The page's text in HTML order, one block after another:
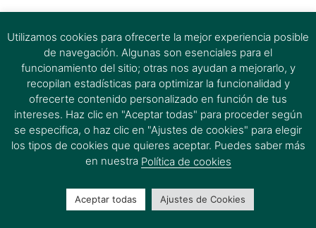
estem aquí
Utilizamos cookies para ofrecerte la mejor experiencia posible
de navegación. Algunas son esenciales para el
funcionamiento del sitio; otras nos ayudan a mejorarlo, y
recopilan estadísticas para optimizar la funcionalidad y
ofrecerte contenido personalizado en función de tus
intereses. Haz clic en "Aceptar todas" para proceder según
se especifica, o haz clic en "Ajustes de cookies" para elegir
los tipos de cookies que quieres aceptar. Puedes saber más
en nuestra Política de cookies
Aceptar todas Ajustes de Cookies